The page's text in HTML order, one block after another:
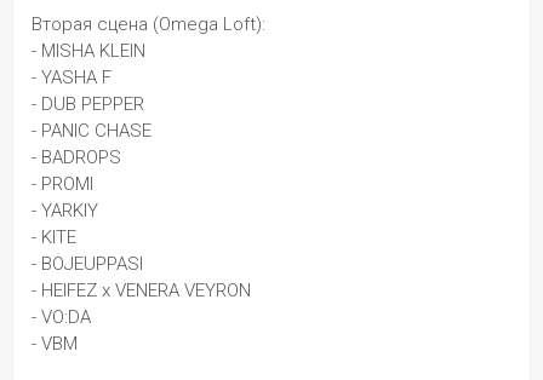
Вторая сцена (Omega Loft):
- MISHA KLEIN
- YASHA F
- DUB PEPPER
- PANIC CHASE
- BADROPS
- PROMI
- YARKIY
- KITE
- BOJEUPPASI
- HEIFEZ x VENERA VEYRON
- VO:DA
- VBM